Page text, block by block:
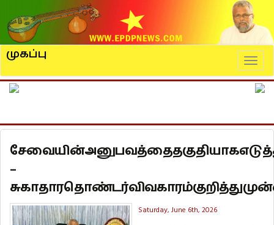
முகப்பு
–
Saturday, June 6th, 2026